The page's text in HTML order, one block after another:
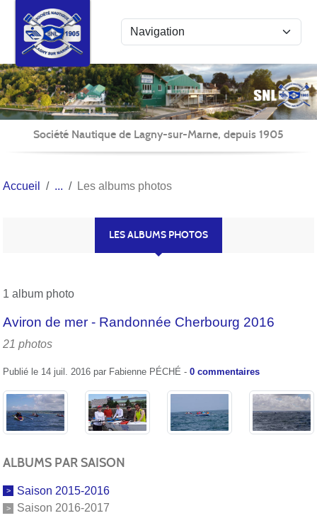
Société Nautique de Lagny-sur-Marne, depuis 1905
Accueil Les albums photos
LES ALBUMS PHOTOS
1 album photo
Aviron de mer - Randonnée Cherbourg 2016
21 photos
Publié le 14 juil. 2016 par Fabienne PÉCHÉ - 0 commentaires
ALBUMS PAR SAISON
Saison 2015-2016
Saison 2016-2017
Panneau de gestion des cookies